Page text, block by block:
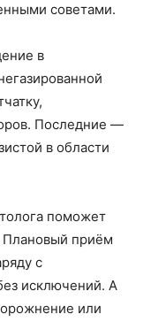
советами.
в
Последние —
в области
поможет
Плановый приём
с
исключений. А
или